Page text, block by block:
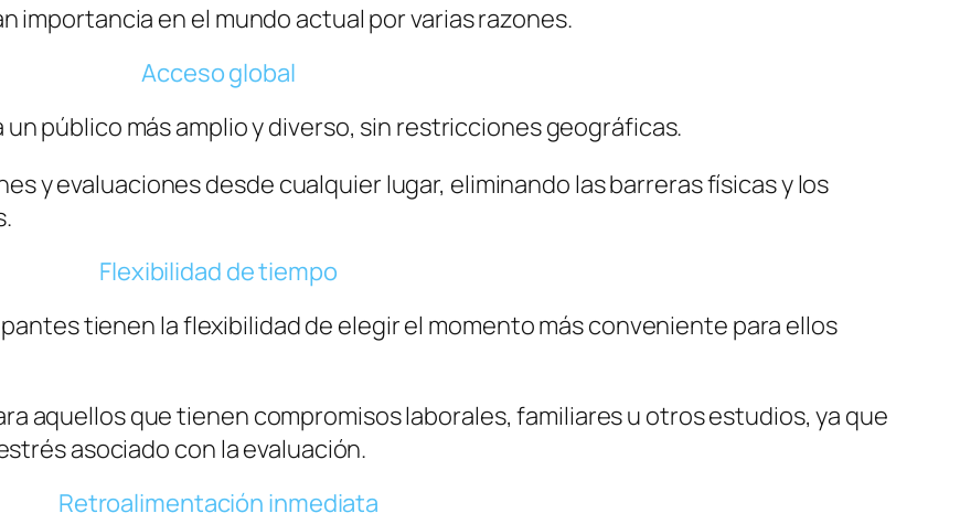
importancia en el mundo actual por varias razones.
Acceso global
público más amplio y diverso, sin restricciones geográficas.
y evaluaciones desde cualquier lugar, eliminando las barreras físicas y los
Flexibilidad de tiempo
tienen la flexibilidad de elegir el momento más conveniente para ellos
aquellos que tienen compromisos laborales, familiares u otros estudios, ya que
asociado con la evaluación.
Retroalimentación inmediata